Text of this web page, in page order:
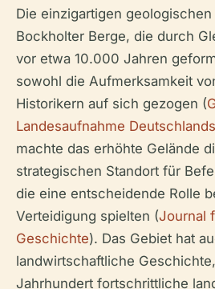
Die einzigartigen
Bockholter Berge, die durch
vor etwa 10.000 Jahren
sowohl die Aufmerksamkeit
Historikern auf sich gezogen (
Landesaufnahme Deutschlands
machte das erhöhte Gelände
strategischen Standort für
die eine entscheidende Rolle
Verteidigung spielten (Journal
Geschichte). Das Gebiet hat
landwirtschaftliche
Jahrhundert fortschrittliche